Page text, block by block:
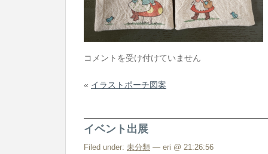
minne
出
し
ま
し
コメントを受け付けていません
« イラストポーチ図案
イベント出展
Filed under: 未分類 — eri @ 21:26:56